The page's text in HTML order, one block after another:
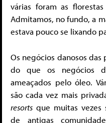
várias foram as
Admitamos, no fundo, a
estava pouco se lixando
Os negócios danosos das
do que os negócios
ameaçados pelo óleo.
são cada vez mais
resorts que muitas vezes
de antigas